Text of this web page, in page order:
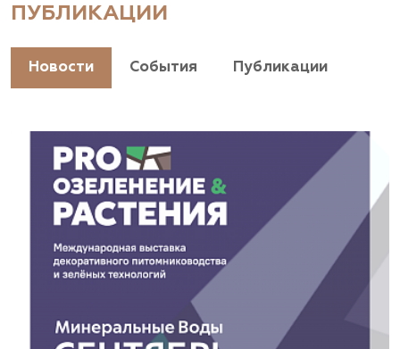
ПУБЛИКАЦИИ
Новости События Публикации